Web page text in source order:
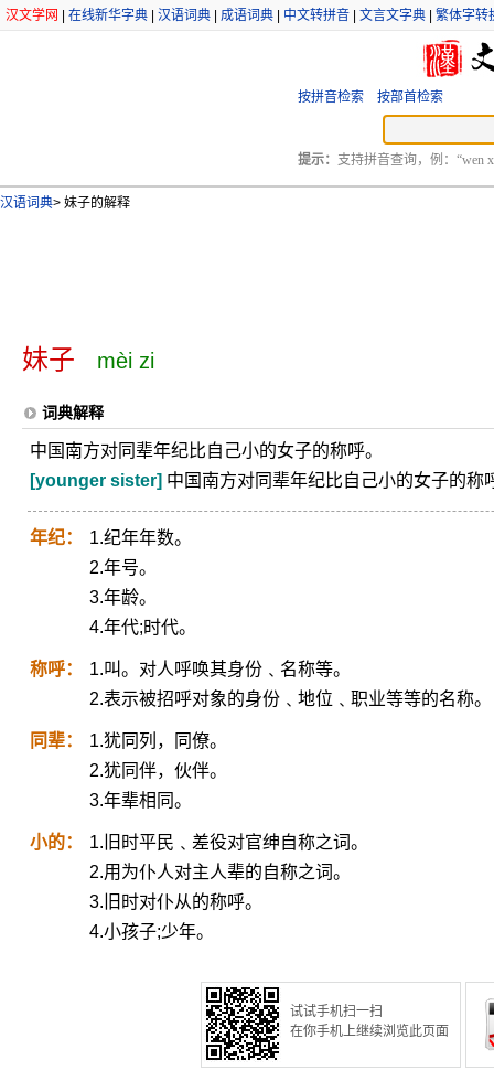
汉文学网 在线新华字典 汉语词典 成语词典 中文转拼音 文言文字典 繁体字转
按拼音检索 按部首检索
提示： 支持拼音查询，例：“wen
汉语词典> 妹子的解释
妹子 mèi zi
词典解释
中国南方对同辈年纪比自己小的女子的称呼。
[younger sister] 中国南方对同辈年纪比自己小的女子的称
年纪：
1.纪年年数。
2.年号。
3.年龄。
4.年代;时代。
称呼：
1.叫。对人呼唤其身份﹑名称等。
2.表示被招呼对象的身份﹑地位﹑职业等等的名称。
同辈：
1.犹同列，同僚。
2.犹同伴，伙伴。
3.年辈相同。
小的：
1.旧时平民﹑差役对官绅自称之词。
2.用为仆人对主人辈的自称之词。
3.旧时对仆从的称呼。
4.小孩子;少年。
试试手机扫一扫
在你手机上继续浏览此页面